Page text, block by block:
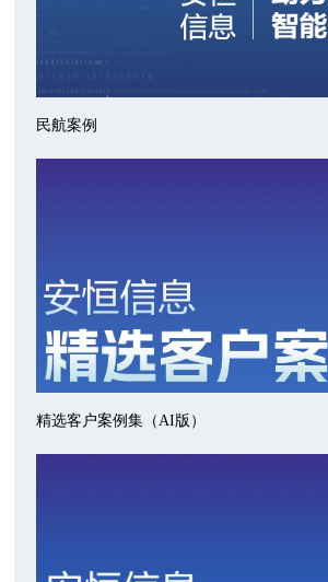
民航案例
精选客户案例集（AI版）